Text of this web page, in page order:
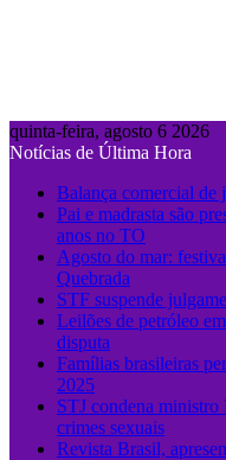
quinta-feira, agosto 6 2026
Notícias de Última Hora
Balança comercial de
Pai e madrasta são
anos no TO
Agosto do mar:
Quebrada
STF suspende
Leilões de petróleo
disputa
Famílias brasileiras
2025
STJ condena
crimes sexuais
Revista Brasil,